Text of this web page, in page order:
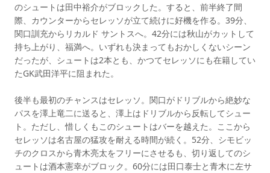
のシュートは田中裕介がブロックした。すると、前半終了間
際、カウンターからセレッソが立て続けに好機を作る。39分、
関口訓充からリカルド サントスへ。42分には秋山がカットして
持ち上がり、福満へ。いずれも決まってもおかしくないシーン
だったが、シュートは2本とも、かつてセレッソにも在籍してい
たGK武田洋平に阻まれた。
後半も最初のチャンスはセレッソ。関口がドリブルから絶妙な
パスを澤上竜二に送ると、澤上はドリブルから反転してシュー
ト。ただし、惜しくもこのシュートはバーを越えた。ここから
セレッソは名古屋の猛攻を耐える時間が続く。52分、シモビッ
チのクロスから青木亮太をフリーにさせるも、切り返してのシ
ュートは酒本憲幸がブロック。60分には田口泰士と青木に左サ